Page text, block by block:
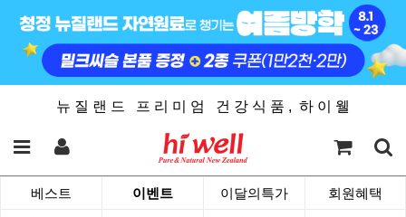
뉴 질 랜 드 프 리 미 엄 건 강 식 품 , 하 이 웰
베스트 이벤트 이달의특가 회원혜택